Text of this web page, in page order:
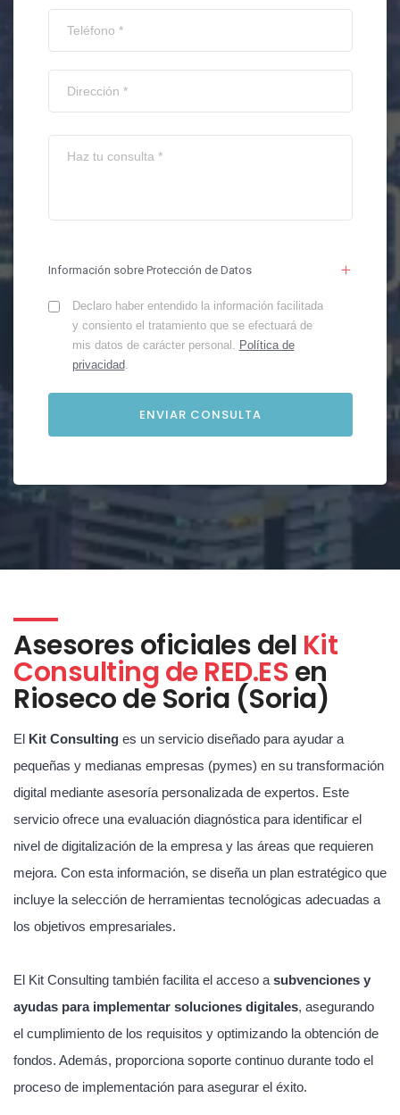
Información sobre Protección de Datos
Declaro haber entendido la información facilitada
y consiento el tratamiento que se efectuará de
mis datos de carácter personal. Política de
privacidad.
Asesores oficiales del Kit
Consulting de RED.ESen
Rioseco de Soria (Soria)
El Kit Consulting es un servicio diseñado para ayudar a
pequeñas y medianas empresas (pymes) en su transformación
digital mediante asesoría personalizada de expertos. Este
servicio ofrece una evaluación diagnóstica para identificar el
nivel de digitalización de la empresa y las áreas que requieren
mejora. Con esta información, se diseña un plan estratégico que
incluye la selección de herramientas tecnológicas adecuadas a
los objetivos empresariales.
El Kit Consulting también facilita el acceso a subvenciones y
ayudas para implementar soluciones digitales, asegurando
el cumplimiento de los requisitos y optimizando la obtención de
fondos. Además, proporciona soporte continuo durante todo el
proceso de implementación para asegurar el éxito.